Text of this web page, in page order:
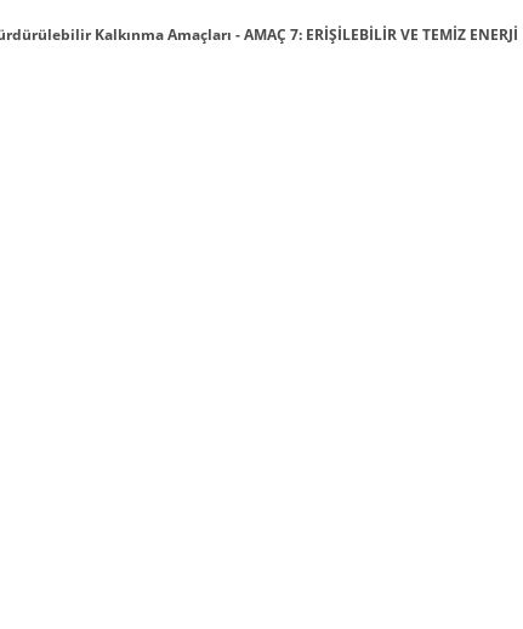
Kalkınma Amaçları - AMAÇ 7: ERİŞİLEBİLİR VE TEMİZ ENERJİ